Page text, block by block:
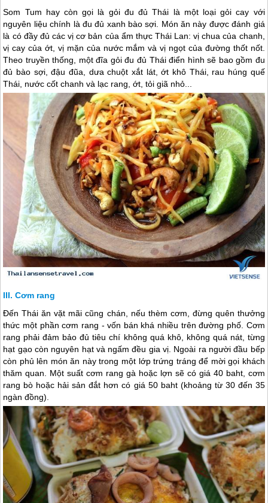
Som Tum hay còn gọi là gỏi đu đủ Thái là một loại gỏi cay với
nguyên liệu chính là đu đủ xanh bào sợi. Món ăn này được đánh giá
là có đầy đủ các vị cơ bản của ẩm thực Thái Lan: vị chua của chanh,
vị cay của ớt, vị mặn của nước mắm và vị ngọt của đường thốt nốt.
Theo truyền thống, một đĩa gỏi đu đủ Thái điển hình sẽ bao gồm đu
đủ bào sợi, đậu đũa, dưa chuột xắt lát, ớt khô Thái, rau húng quế
Thái, nước cốt chanh và lạc rang, ớt, tỏi giã nhỏ...
Cơm rang
Đến Thái ăn vặt mãi cũng chán, nếu thèm cơm, đừng quên thưởng
thức một phần cơm rang - vốn bán khá nhiều trên đường phố. Cơm
rang phải đảm bảo đủ tiêu chí không quá khô, không quá nát, từng
hạt gạo còn nguyên hạt và ngấm đều gia vị. Ngoài ra người đầu bếp
còn phủ lên món ăn này trong một lớp trứng tráng để mời gọi khách
thăm quan. Một suất cơm rang gà hoặc lợn sẽ có giá 40 baht, cơm
rang bò hoặc hải sản đắt hơn có giá 50 baht (khoảng từ 30 đến 35
ngàn đồng).